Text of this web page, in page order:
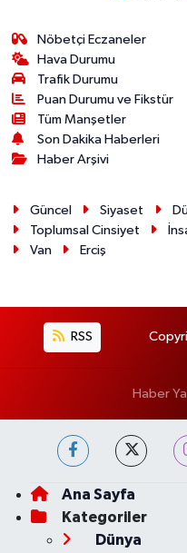
Nöbetçi Eczaneler
Hava Durumu
Trafik Durumu
Puan Durumu ve Fikstür
Tüm Manşetler
Son Dakika Haberleri
Haber Arşivi
Güncel Siyaset
Toplumsal Cinsiyet
Van
Erciş
RSS
Haber
Ana Sayfa
Kategoriler
Dünya